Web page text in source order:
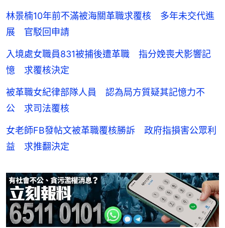
林景楠10年前不滿被海關革職求覆核 多年未交代進
展 官駁回申請
入境處女職員831被捕後遭革職 指分娩喪犬影響記
憶 求覆核決定
被革職女紀律部隊人員 認為局方質疑其記憶力不
公 求司法覆核
女老師FB發帖文被革職覆核勝訴 政府指損害公眾利
益 求推翻決定